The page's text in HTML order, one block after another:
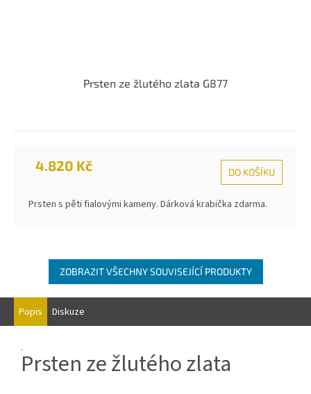
Prsten ze žlutého zlata G877
4.820 Kč DO KOŠÍKU
Prsten s pěti fialovými kameny. Dárková krabička zdarma.
ZOBRAZIT VŠECHNY SOUVISEJÍCÍ PRODUKTY
Popis Diskuze
.
Prsten ze žlutého zlata